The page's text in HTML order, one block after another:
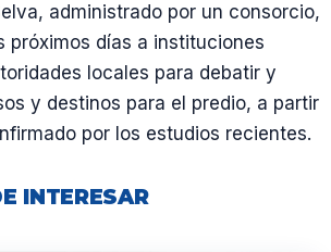
administrado por un consorcio,
próximos días a instituciones
locales para debatir y
y destinos para el predio, a partir
por los estudios recientes.
INTERESAR